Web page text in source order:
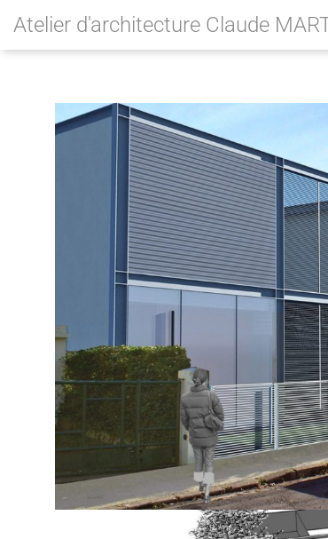
Atelier d'architecture Claude